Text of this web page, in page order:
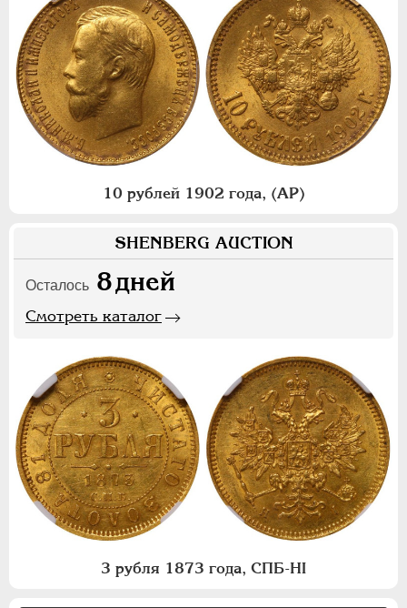
10 рублей 1902 года, (АР)
SHENBERG AUCTION
Осталось 8дней
Смотреть каталог
3 рубля 1873 года, СПБ-НI